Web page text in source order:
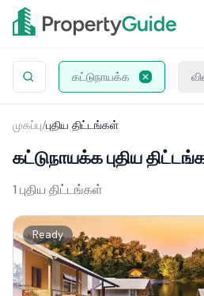
கட்டுநாயக்க
முகப்பு/புதிய திட்டங்கள்
கட்டுநாயக்க புதிய
1 புதிய திட்டங்கள்
Ready